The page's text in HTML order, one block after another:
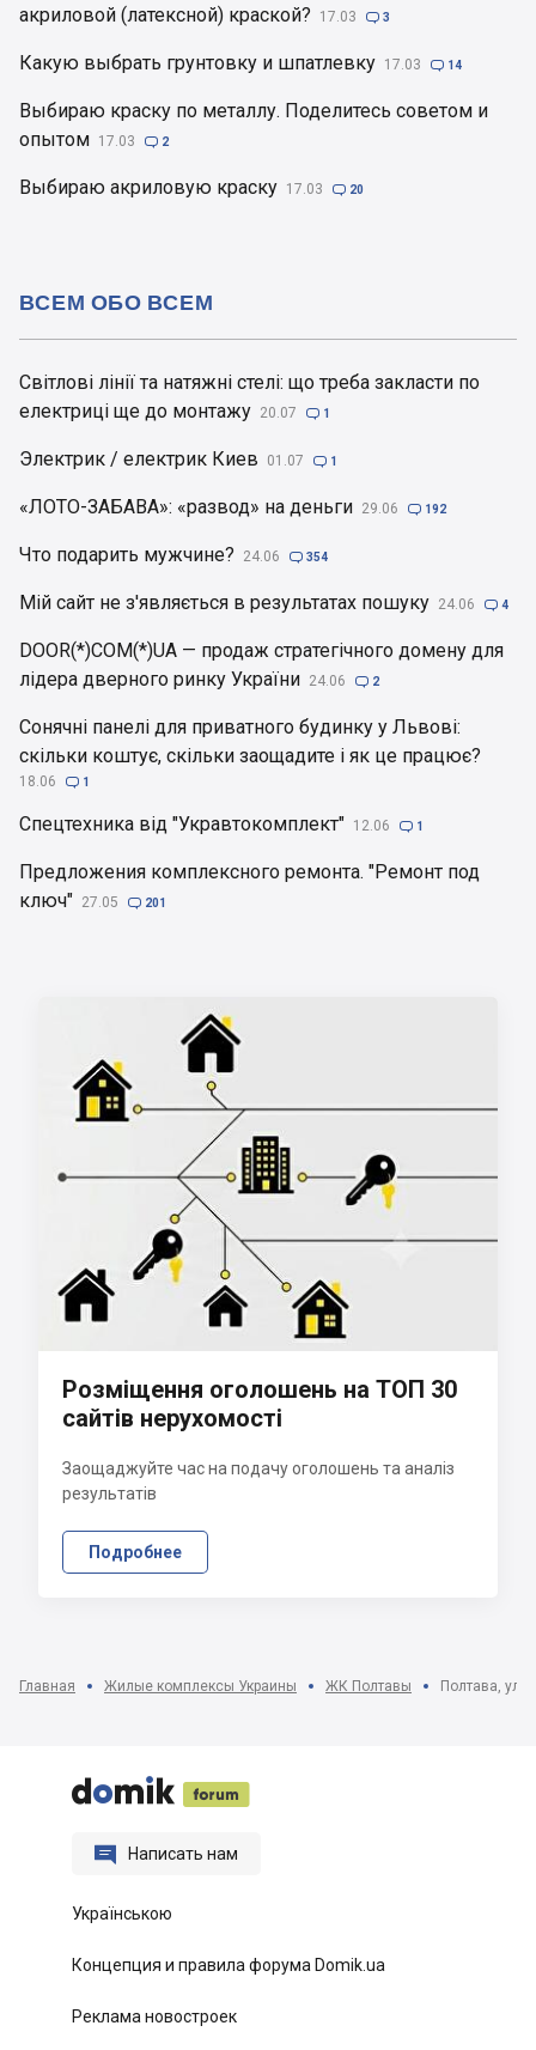
акриловой (латексной) краской?
17.03  3
Какую выбрать грунтовку и шпатлевку 17.03  14
Выбираю краску по металлу. Поделитесь советом и
опытом 17.03  2
Выбираю акриловую краску 17.03  20
Світлові лінії та натяжні стелі: що треба закласти по
електриці ще до монтажу 20.07  1
Электрик / електрик Киев 01.07  1
«ЛОТО-ЗАБАВА»: «развод» на деньги 29.06  192
Что подарить мужчине? 24.06  354
Мій сайт не з'являється в результатах пошуку 24.06  4
DOOR(*)COM(*)UA — продаж стратегічного домену для
лідера дверного ринку України 24.06  2
Сонячні панелі для приватного будинку у Львові:
скільки коштує, скільки заощадите і як це працює?
18.06  1
Спецтехника від "Укравтокомплект" 12.06  1
Предложения комплексного ремонта. "Ремонт под
ключ" 27.05  201
ВСЕМ ОБО ВСЕМ
Розміщення оголошень на ТОП 30
сайтів нерухомості
Заощаджуйте час на подачу оголошень та аналіз
результатів
Подробнее
Главная Жилые комплексы Украины ЖК Полтавы Полтава, ул.


 

 Написать нам
Українською
Концепция и правила форума Domik.ua
Реклама новостроек